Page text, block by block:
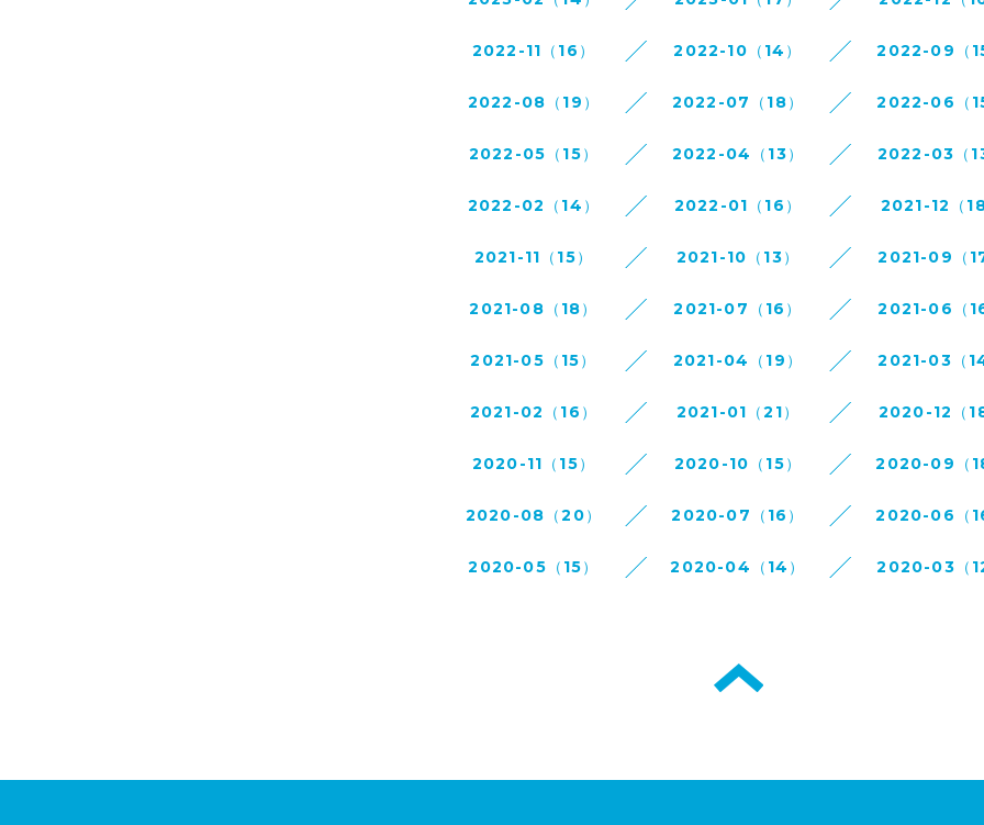
2022-11（16） 2022-10（14） 2022-09（15
2022-08（19） 2022-07（18） 2022-06（15
2022-05（15） 2022-04（13） 2022-03（13
2022-02（14） 2022-01（16） 2021-12（18
2021-11（15） 2021-10（13） 2021-09（17
2021-08（18） 2021-07（16） 2021-06（16
2021-05（15） 2021-04（19） 2021-03（14
2021-02（16） 2021-01（21） 2020-12（18
2020-11（15） 2020-10（15） 2020-09（
2020-08（20） 2020-07（16） 2020-06（
2020-05（15） 2020-04（14） 2020-03（12